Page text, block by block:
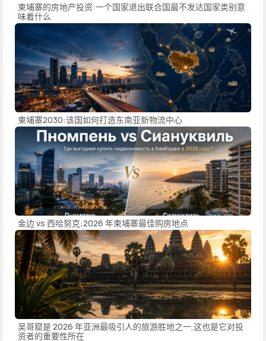
柬埔寨的房地产投资:一个国家退出联合国最不发达国家类别意
味着什么
柬埔寨2030:该国如何打造东南亚新物流中心
金边 vs 西哈努克:2026 年柬埔寨最佳购房地点
吴哥窟是 2026 年亚洲最吸引人的旅游胜地之一,这也是它对投
资者的重要性所在